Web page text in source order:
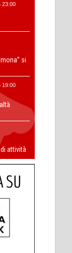
23:00
si
19:00
attività